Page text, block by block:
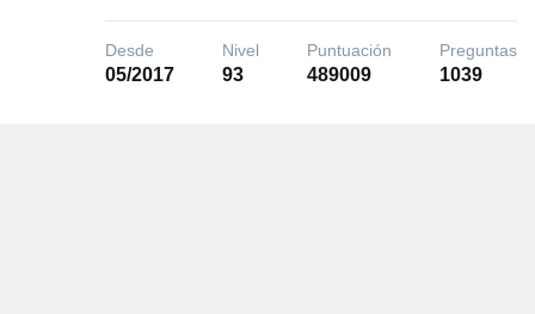
Desde
05/2017
Nivel
93
Puntuación
489009
Preguntas
1039